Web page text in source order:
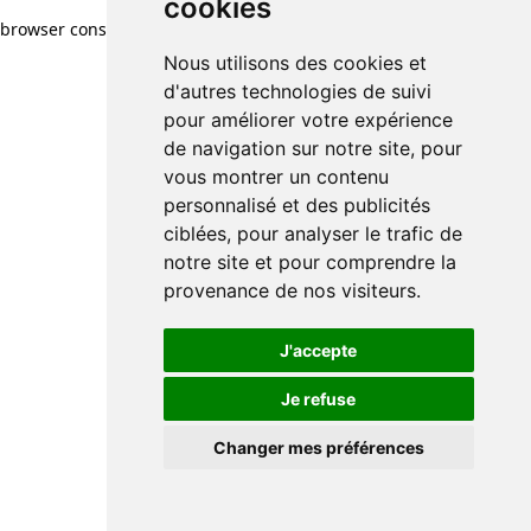
cookies
Nous utilisons des cookies et
d'autres technologies de suivi
pour améliorer votre expérience
de navigation sur notre site, pour
vous montrer un contenu
personnalisé et des publicités
ciblées, pour analyser le trafic de
notre site et pour comprendre la
provenance de nos visiteurs.
J'accepte
Je refuse
Changer mes préférences
cookies
Nous utilisons des cookies et
d'autres technologies de suivi
pour améliorer votre expérience
de navigation sur notre site, pour
vous montrer un contenu
personnalisé et des publicités
ciblées, pour analyser le trafic de
notre site et pour comprendre la
provenance de nos visiteurs.
J'accepte
Je refuse
Changer mes préférences
browser console for more information)